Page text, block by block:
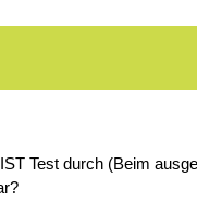
Test durch (Beim